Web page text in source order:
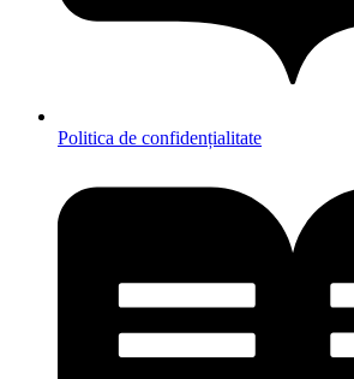
Politica de confidențialitate